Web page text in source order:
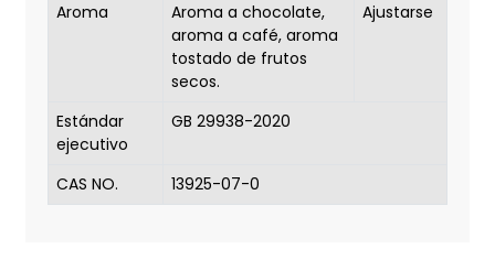
Aroma
Aroma a chocolate,
aroma a café, aroma
tostado de frutos
secos.
Ajustarse
Estándar
ejecutivo
GB 29938-2020
CAS NO. 13925-07-0